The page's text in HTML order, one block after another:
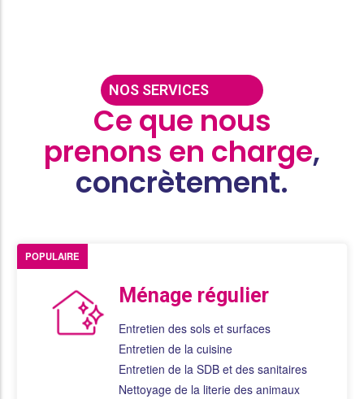
NOS SERVICES
Ce que nous
prenons en charge,
concrètement.
Ménage régulier
Entretien des sols et surfaces
Entretien de la cuisine
Entretien de la SDB et des sanitaires
Nettoyage de la literie des animaux
POPULAIRE